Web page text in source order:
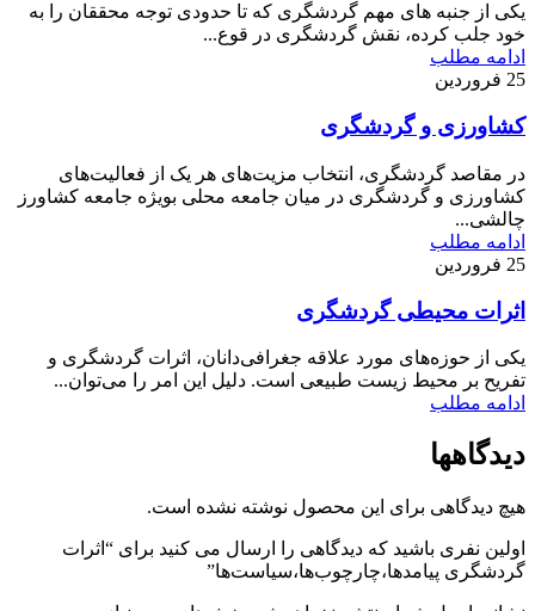
یکی از جنبه های مهم گردشگری که تا حدودی توجه محققان را به
خود جلب کرده، نقش گردشگری در قوع...
ادامه مطلب
25 فروردین
کشاورزی و گردشگری
در مقاصد گردشگری، انتخاب مزیت‌های هر یک از فعالیت‌های
کشاورزی و گردشگری در میان جامعه محلی بویژه جامعه کشاورز
چالشی...
ادامه مطلب
25 فروردین
اثرات محیطی گردشگری
یکی از حوزه‌های مورد علاقه جغرافی‌دانان، اثرات گردشگری و
تفریح بر محیط زیست طبیعی است. دلیل این امر را می‌توان...
ادامه مطلب
دیدگاهها
هیچ دیدگاهی برای این محصول نوشته نشده است.
اولین نفری باشید که دیدگاهی را ارسال می کنید برای “اثرات
گردشگری پیامد‌ها،چارچوب‌ها،سیاست‌ها”